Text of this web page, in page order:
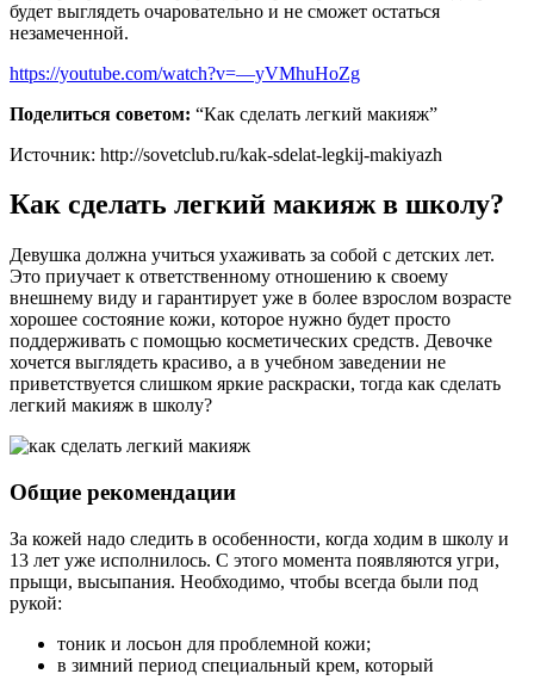
будет выглядеть очаровательно и не сможет остаться
незамеченной.
https://youtube.com/watch?v=—yVMhuHoZg
Поделиться советом: “Как сделать легкий макияж”
Источник: http://sovetclub.ru/kak-sdelat-legkij-makiyazh
Как сделать легкий макияж в школу?
Девушка должна учиться ухаживать за собой с детских лет.
Это приучает к ответственному отношению к своему
внешнему виду и гарантирует уже в более взрослом возрасте
хорошее состояние кожи, которое нужно будет просто
поддерживать с помощью косметических средств. Девочке
хочется выглядеть красиво, а в учебном заведении не
приветствуется слишком яркие раскраски, тогда как сделать
легкий макияж в школу?
Общие рекомендации
За кожей надо следить в особенности, когда ходим в школу и
13 лет уже исполнилось. С этого момента появляются угри,
прыщи, высыпания. Необходимо, чтобы всегда были под
рукой:
тоник и лосьон для проблемной кожи;
в зимний период специальный крем, который